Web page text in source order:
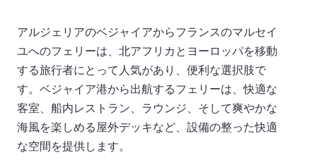
アルジェリアのベジャイアからフランスのマルセイ
ユへのフェリーは、北アフリカとヨーロッパを移動
する旅行者にとって人気があり、便利な選択肢で
す。ベジャイア港から出航するフェリーは、快適な
客室、船内レストラン、ラウンジ、そして爽やかな
海風を楽しめる屋外デッキなど、設備の整った快適
な空間を提供します。